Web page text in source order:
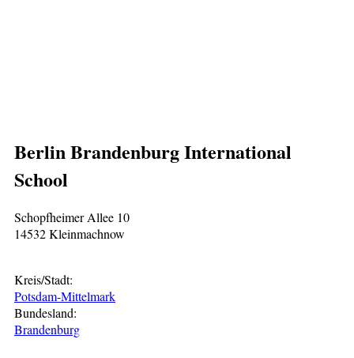
Berlin Brandenburg International
School
Schopfheimer Allee 10
14532 Kleinmachnow
Kreis/Stadt:
Potsdam-Mittelmark
Bundesland:
Brandenburg